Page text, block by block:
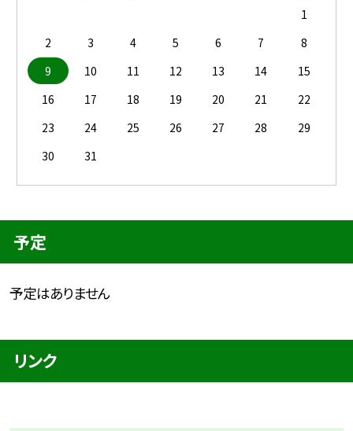
1
2
3 4 5 6 7
8
9
10 11 12 13 14
15
16
17 18 19 20 21
22
23
24 25 26 27 28
29
30
31
予定
予定はありません
リンク